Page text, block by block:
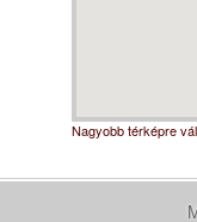
Nagyobb térképre